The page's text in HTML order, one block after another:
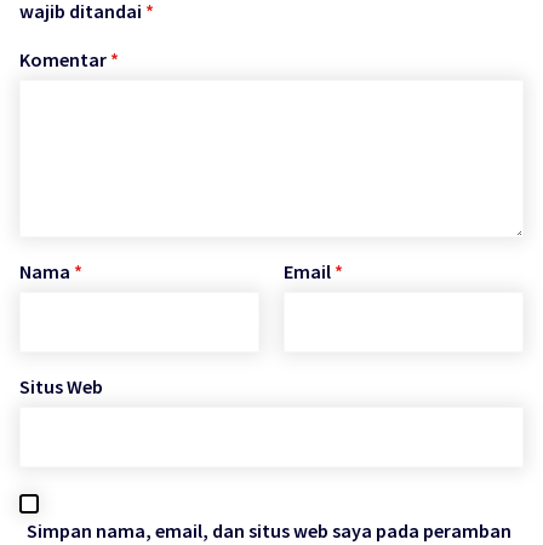
wajib ditandai *
Komentar *
Nama * Email *
Situs Web
Simpan nama, email, dan situs web saya pada peramban